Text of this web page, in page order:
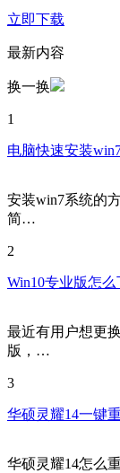
立即下载
最新内容
换一换
1
电脑快速安装
安装win7系统的
简…
2
Win10专业版怎
最近有用户想更
版，…
3
华硕灵耀14一键
华硕灵耀14怎么